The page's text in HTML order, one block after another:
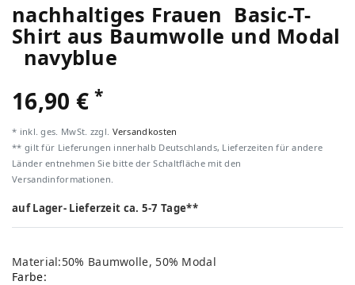
nachhaltiges Frauen Basic-T-
Shirt aus Baumwolle und Modal
navyblue
16,90 €*
* inkl. ges. MwSt. zzgl. Versandkosten
** gilt für Lieferungen innerhalb Deutschlands, Lieferzeiten für andere
Länder entnehmen Sie bitte der Schaltfläche mit den
Versandinformationen.
auf Lager- Lieferzeit ca. 5-7 Tage**
Material:50% Baumwolle, 50% Modal
Farbe: